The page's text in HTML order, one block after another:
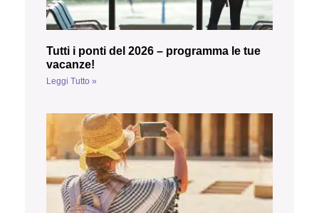
Tutti i ponti del 2026 – programma le tue
vacanze!
Leggi Tutto »